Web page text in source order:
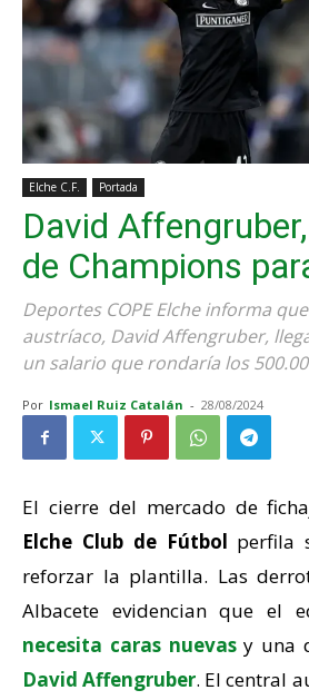
Elche C.F. Portada
David
de Champions
Deportes COPE Elche informa
austríaco, David Affengruber,
un salario que rondaría los
Por Ismael Ruiz Catalán - 28/08/2024
El cierre del mercado de
Elche Club de Fútbol perfila
reforzar la plantilla. Las
Albacete evidencian que el
necesita caras nuevasy una
David Affengruber. El central